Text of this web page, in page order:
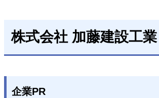
株式会社 加藤建設工業
企業PR